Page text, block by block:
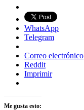
WhatsApp
Telegram
Correo electrónico
Reddit
Imprimir
Me gusta esto: